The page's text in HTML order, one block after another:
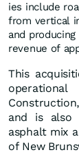
ies include
from vertical
and
revenue of
This
and is also
asphalt mix
of New